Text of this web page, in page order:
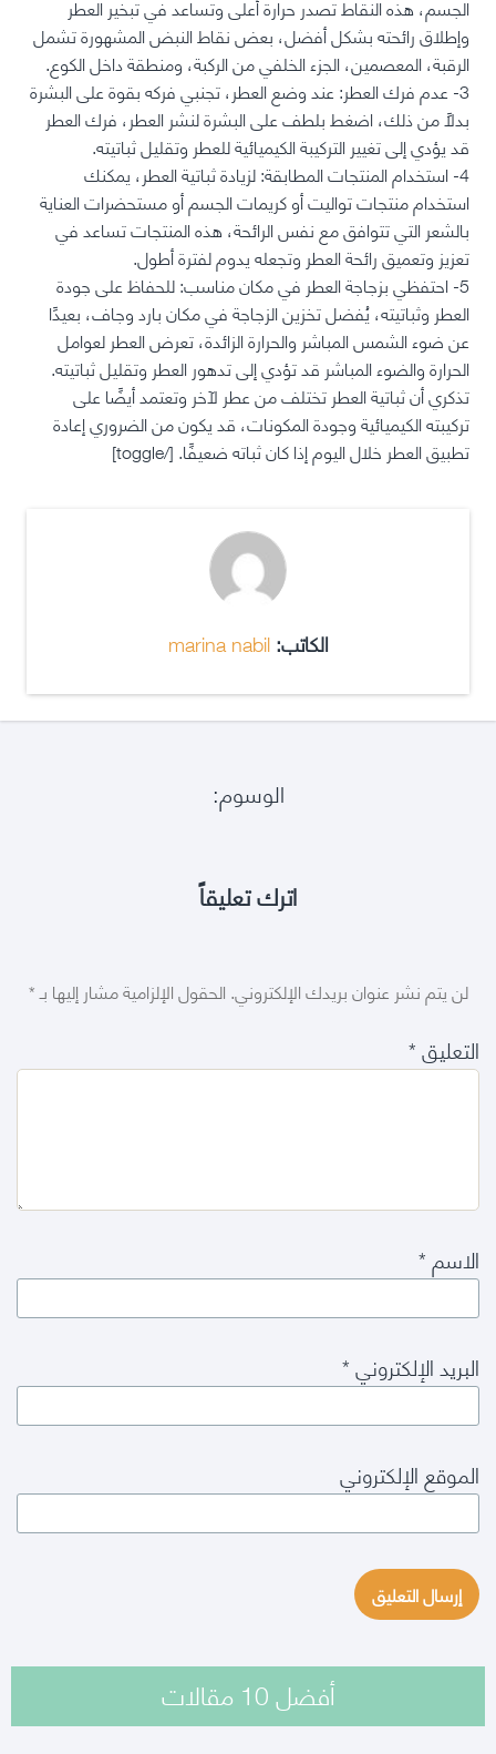
الجسم، هذه النقاط تصدر حرارة أعلى وتساعد في تبخير العطر
وإطلاق رائحته بشكل أفضل، بعض نقاط النبض المشهورة تشمل
الرقبة، المعصمين، الجزء الخلفي من الركبة، ومنطقة داخل الكوع.
3- عدم فرك العطر: عند وضع العطر، تجنبي فركه بقوة على البشرة
بدلاً من ذلك، اضغط بلطف على البشرة لنشر العطر، فرك العطر
قد يؤدي إلى تغيير التركيبة الكيميائية للعطر وتقليل ثباتيته.
4- استخدام المنتجات المطابقة: لزيادة ثباتية العطر، يمكنك
استخدام منتجات تواليت أو كريمات الجسم أو مستحضرات العناية
بالشعر التي تتوافق مع نفس الرائحة، هذه المنتجات تساعد في
تعزيز وتعميق رائحة العطر وتجعله يدوم لفترة أطول.
5- احتفظي بزجاجة العطر في مكان مناسب: للحفاظ على جودة
العطر وثباتيته، يُفضل تخزين الزجاجة في مكان بارد وجاف، بعيدًا
عن ضوء الشمس المباشر والحرارة الزائدة، تعرض العطر لعوامل
الحرارة والضوء المباشر قد تؤدي إلى تدهور العطر وتقليل ثباتيته.
تذكري أن ثباتية العطر تختلف من عطر لآخر وتعتمد أيضًا على
تركيبته الكيميائية وجودة المكونات، قد يكون من الضروري إعادة
تطبيق العطر خلال اليوم إذا كان ثباته ضعيفًا. [/toggle]
الكاتب:marina nabil
الوسوم:
اترك تعليقاً
لن يتم نشر عنوان بريدك الإلكتروني.الحقول الإلزامية مشار إليها بـ*
التعليق*
الاسم*
البريد الإلكتروني*
الموقع الإلكتروني
أفضل 10 مقالات